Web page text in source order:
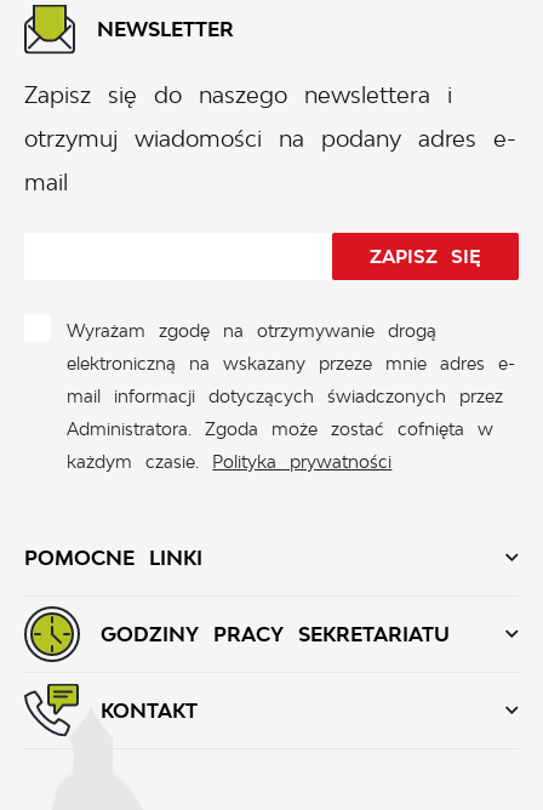
POMOCNE LINKI
NEWSLETTER
Zapisz się do naszego newslettera i
otrzymuj wiadomości na podany adres e-
mail
Wyrażam zgodę na otrzymywanie drogą
elektroniczną na wskazany przeze mnie adres e-
mail informacji dotyczących świadczonych przez
Administratora. Zgoda może zostać cofnięta w
każdym czasie. Polityka prywatności
GODZINY PRACY SEKRETARIATU
KONTAKT